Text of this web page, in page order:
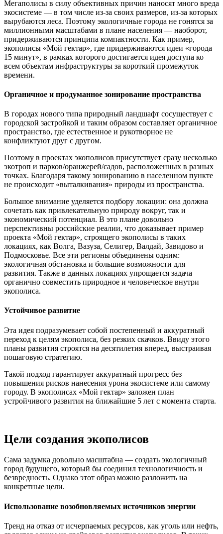
Мегаполисы в силу объективных причин наносят много вреда
экосистеме — в том числе из-за своих размеров, из-за которых
вырубаются леса. Поэтому экологичные города не гонятся за
миллионными масштабами в плане населения — наоборот,
придерживаются принципа компактности. Как пример,
экополисы «Мой гектар», где придерживаются идеи «города
15 минут», в рамках которого достигается идея доступа ко
всем объектам инфраструктуры за короткий промежуток
времени.
Органичное и продуманное зонирование пространства
В городах нового типа природный ландшафт сосуществует с
городской застройкой и таким образом составляет органичное
пространство, где естественное и рукотворное не
конфликтуют друг с другом.
Поэтому в проектах экополисов присутствует сразу несколько
экотроп и парков/оранжерей/садов, расположенных в разных
точках. Благодаря такому зонированию в населенном пункте
не происходит «выталкивания» природы из пространства.
Большое внимание уделяется подбору локации: она должна
сочетать как привлекательную природу вокруг, так и
экономический потенциал. В это плане довольно
перспективны российские реалии, что доказывает пример
проекта «Мой гектар», строящего экополисы в таких
локациях, как Волга, Вазуза, Селигер, Валдай, Завидово и
Подмосковье. Все эти регионы объединены одним:
экологичная обстановка и большие возможности для
развития. Также в данных локациях упрощается задача
органично совместить природное и человеческое внутри
экополиса.
Устойчивое развитие
Эта идея подразумевает собой постепенный и аккуратный
переход к целям экополиса, без резких скачков. Ввиду этого
планы развития строятся на десятилетия вперед, выстраивая
пошаговую стратегию.
Такой подход гарантирует аккуратный прогресс без
повышения рисков нанесения урона экосистеме или самому
городу. В экополисах «Мой гектар» заложен план
устройчивого развития на ближайшие 5 лет с момента старта.
Цели создания экополисов
Сама задумка довольно масштабна — создать экологичный
город будущего, который бы соединил технологичность и
безвредность. Однако этот образ можно разложить на
конкретные цели.
Использование возобновляемых источников энергии
Тренд на отказ от исчерпаемых ресурсов, как уголь или нефть,